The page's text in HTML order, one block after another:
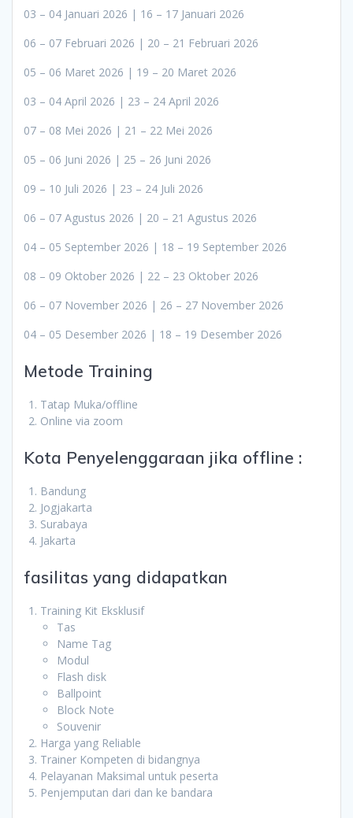
03 – 04 Januari 2026 | 16 – 17 Januari 2026
06 – 07 Februari 2026 | 20 – 21 Februari 2026
05 – 06 Maret 2026 | 19 – 20 Maret 2026
03 – 04 April 2026 | 23 – 24 April 2026
07 – 08 Mei 2026 | 21 – 22 Mei 2026
05 – 06 Juni 2026 | 25 – 26 Juni 2026
09 – 10 Juli 2026 | 23 – 24 Juli 2026
06 – 07 Agustus 2026 | 20 – 21 Agustus 2026
04 – 05 September 2026 | 18 – 19 September 2026
08 – 09 Oktober 2026 | 22 – 23 Oktober 2026
06 – 07 November 2026 | 26 – 27 November 2026
04 – 05 Desember 2026 | 18 – 19 Desember 2026
Metode Training
Tatap Muka/offline
Online via zoom
Kota Penyelenggaraan jika offline :
Bandung
Jogjakarta
Surabaya
Jakarta
fasilitas yang didapatkan
Training Kit Eksklusif
Tas
Name Tag
Modul
Flash disk
Ballpoint
Block Note
Souvenir
Harga yang Reliable
Trainer Kompeten di bidangnya
Pelayanan Maksimal untuk peserta
Penjemputan dari dan ke bandara